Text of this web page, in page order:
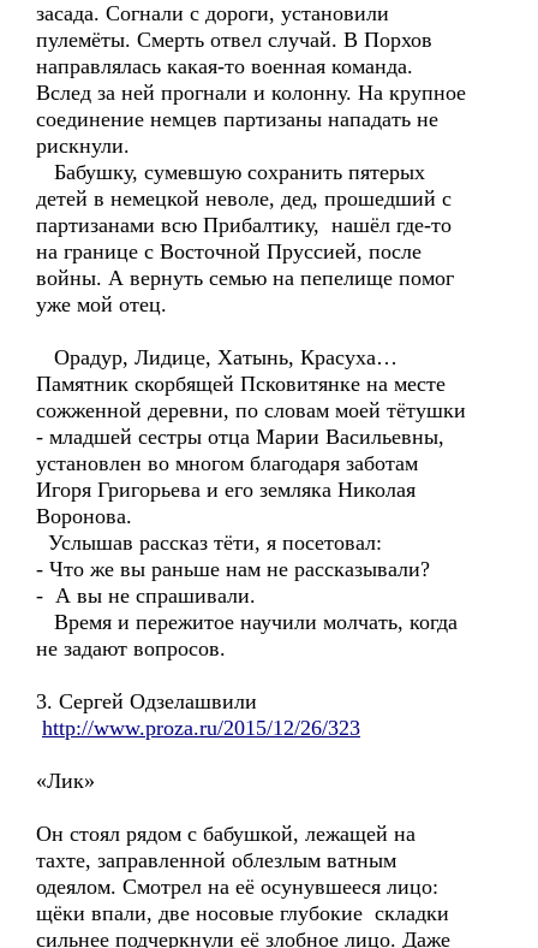
засада. Согнали с дороги, установили
пулемёты. Смерть отвел случай. В Порхов
направлялась какая-то военная команда.
Вслед за ней прогнали и колонну. На крупное
соединение немцев партизаны нападать не
рискнули.
Бабушку, сумевшую сохранить пятерых
детей в немецкой неволе, дед, прошедший с
партизанами всю Прибалтику, нашёл где-то
на границе с Восточной Пруссией, после
войны. А вернуть семью на пепелище помог
уже мой отец.
Орадур, Лидице, Хатынь, Красуха…
Памятник скорбящей Псковитянке на месте
сожженной деревни, по словам моей тётушки
- младшей сестры отца Марии Васильевны,
установлен во многом благодаря заботам
Игоря Григорьева и его земляка Николая
Воронова.
Услышав рассказ тёти, я посетовал:
- Что же вы раньше нам не рассказывали?
- А вы не спрашивали.
Время и пережитое научили молчать, когда
не задают вопросов.
3. Сергей Одзелашвили
http://www.proza.ru/2015/12/26/323
«Лик»
Он стоял рядом с бабушкой, лежащей на
тахте, заправленной облезлым ватным
одеялом. Смотрел на её осунувшееся лицо:
щёки впали, две носовые глубокие складки
сильнее подчеркнули её злобное лицо. Даже